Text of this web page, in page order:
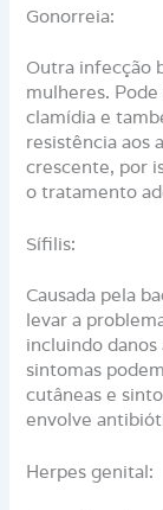
Gonorreia:
Outra infecção
mulheres.
clamídia e
resistência aos
crescente, por
o tratamento
Sífilis:
Causada pela
levar a
incluindo danos
sintomas
cutâneas e
envolve
Herpes genital: